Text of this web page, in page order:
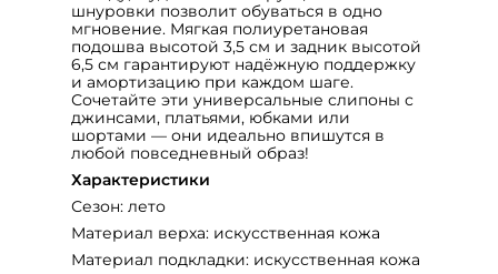
шнуровки позволит обуваться в одно
мгновение. Мягкая полиуретановая
подошва высотой 3,5 см и задник высотой
6,5 см гарантируют надёжную поддержку
и амортизацию при каждом шаге.
Сочетайте эти универсальные слипоны с
джинсами, платьями, юбками или
шортами — они идеально впишутся в
любой повседневный образ!
Характеристики
Сезон: лето
Материал верха: искусственная кожа
Материал подкладки: искусственная кожа